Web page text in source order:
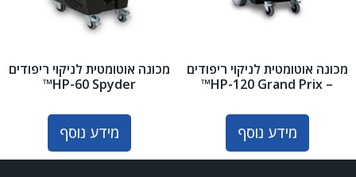
מכונה אוטומטית לניקוי ריפודים
– HP-120 Grand Prix™
מידע נוסף
מכונה אוטומטית לניקוי ריפודים
HP-60 Spyder™
מידע נוסף